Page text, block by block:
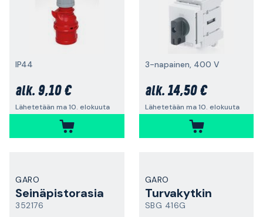
IP44
alk. 9,10 €
Lähetetään ma 10. elokuuta
3-napainen, 400 V
alk. 14,50 €
Lähetetään ma 10. elokuuta
GARO
Seinäpistorasia
352176
GARO
Turvakytkin
SBG 416G